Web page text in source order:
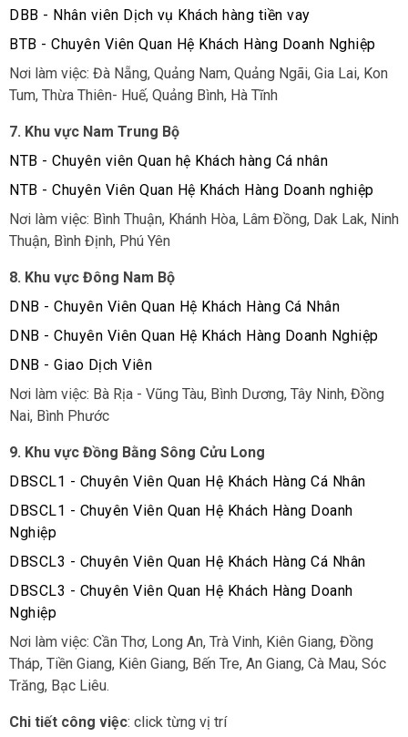
DBB - Nhân viên Dịch vụ Khách hàng tiền vay
BTB - Chuyên Viên Quan Hệ Khách Hàng Doanh Nghiệp
Nơi làm việc: Đà Nẵng, Quảng Nam, Quảng Ngãi, Gia Lai, Kon
Tum, Thừa Thiên- Huế, Quảng Bình, Hà Tĩnh
7. Khu vực Nam Trung Bộ
NTB - Chuyên viên Quan hệ Khách hàng Cá nhân
NTB - Chuyên Viên Quan Hệ Khách Hàng Doanh nghiệp
Nơi làm việc: Bình Thuận, Khánh Hòa, Lâm Đồng, Dak Lak, Ninh
Thuận, Bình Định, Phú Yên
8. Khu vực Đông Nam Bộ
DNB - Chuyên Viên Quan Hệ Khách Hàng Cá Nhân
DNB - Chuyên Viên Quan Hệ Khách Hàng Doanh Nghiệp
DNB - Giao Dịch Viên
Nơi làm việc: Bà Rịa - Vũng Tàu, Bình Dương, Tây Ninh, Đồng
Nai, Bình Phước
9. Khu vực Đồng Bằng Sông Cửu Long
DBSCL1 - Chuyên Viên Quan Hệ Khách Hàng Cá Nhân
DBSCL1 - Chuyên Viên Quan Hệ Khách Hàng Doanh
Nghiệp
DBSCL3 - Chuyên Viên Quan Hệ Khách Hàng Cá Nhân
DBSCL3 - Chuyên Viên Quan Hệ Khách Hàng Doanh
Nghiệp
Nơi làm việc: Cần Thơ, Long An, Trà Vinh, Kiên Giang, Đồng
Tháp, Tiền Giang, Kiên Giang, Bến Tre, An Giang, Cà Mau, Sóc
Trăng, Bạc Liêu.
Chi tiết công việc: click từng vị trí